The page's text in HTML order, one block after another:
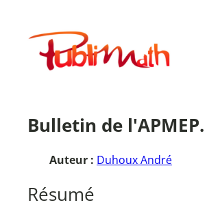
contenuPublimath
Bulletin de
Auteur : Duhoux André
Résumé